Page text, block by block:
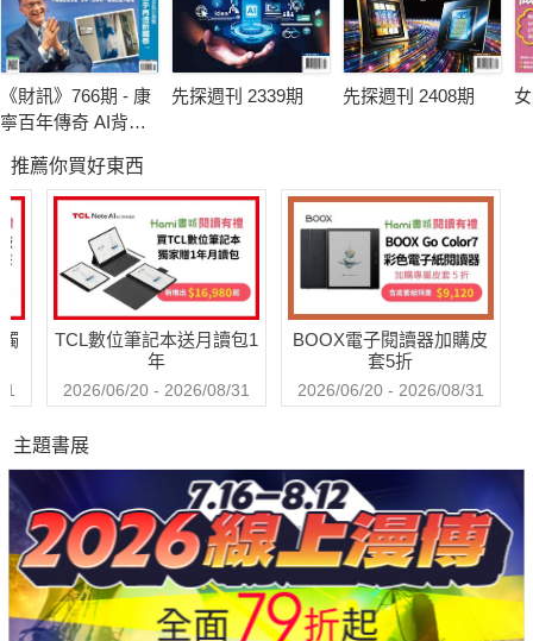
《財訊》766期 - 康
寧百年傳奇 AI背後
先探週刊 2339期 先探週刊 2408期
推薦你買好東西
TCL數位筆記本送月讀包1
年
2026/06/20 - 2026/08/31
BOOX電子閱讀器加購皮
套5折
2026/06/20 - 2026/08/31
主題書展